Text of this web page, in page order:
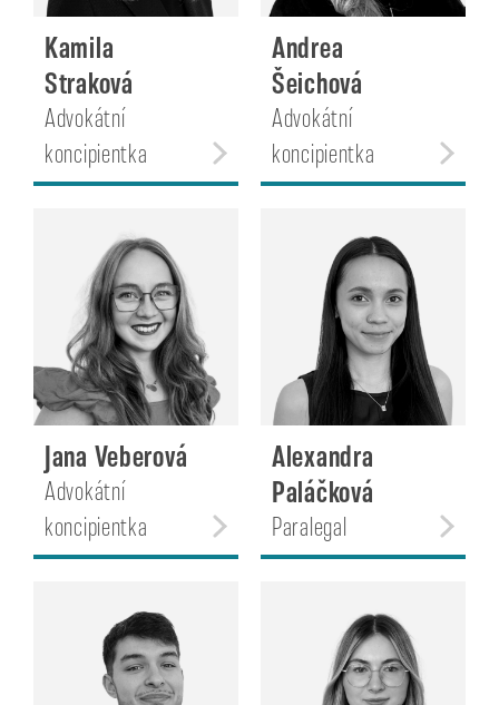
Kamila
Straková
Advokátní
koncipientka
Andrea
Šeichová
Advokátní
koncipientka
Jana Veberová
Advokátní
koncipientka
Alexandra
Paláčková
Paralegal